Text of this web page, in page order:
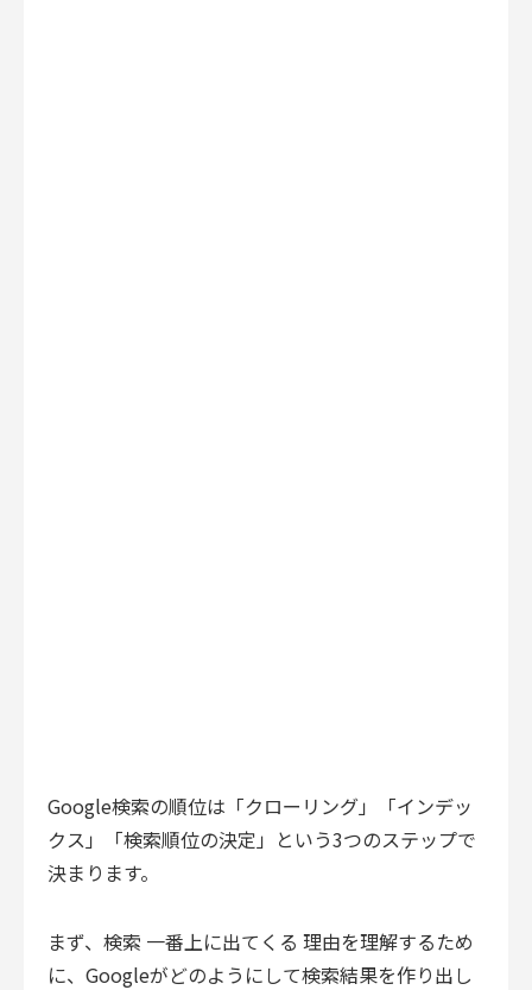
Google検索の順位は「クローリング」「インデッ
クス」「検索順位の決定」という3つのステップで
決まります。
まず、検索 一番上に出てくる 理由を理解するため
に、Googleがどのようにして検索結果を作り出し